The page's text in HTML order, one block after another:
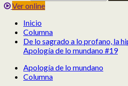
Ver online
Inicio
Columna
De lo sagrado a lo profano, la
Apología de lo mundano #19
Apología de lo mundano
Columna